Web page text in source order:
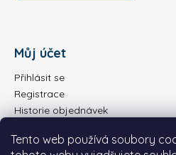
Tento web používá soubory
Můj účet
Přihlásit se
Registrace
Historie objednávek